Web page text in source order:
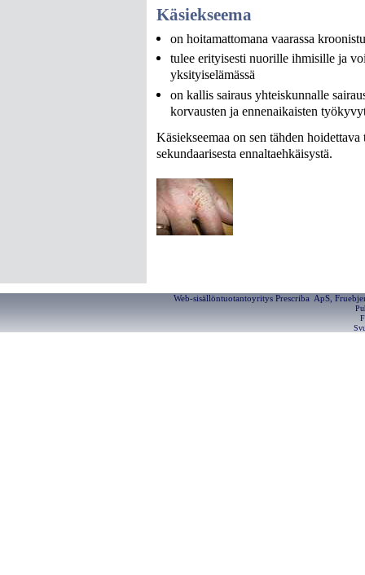
Käsiekseema
on hoitamattomana vaarassa
tulee erityisesti nuorille ihmisille ja
yksityiselämässä
on kallis sairaus yhteiskunnalle
korvausten ja ennenaikaisten
Käsiekseemaa on sen tähden
sekundaarisesta ennaltaehkäisystä.
Web-sisällöntuotantoyritys Prescriba ApS,